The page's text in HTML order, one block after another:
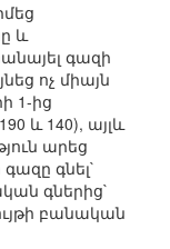
և
գազի
ոչ միայն
1-ից
և 140), այլև
արեց
գնել`
գներից`
բանական